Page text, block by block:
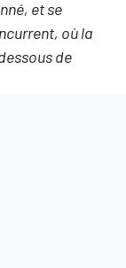
et se
où la
de